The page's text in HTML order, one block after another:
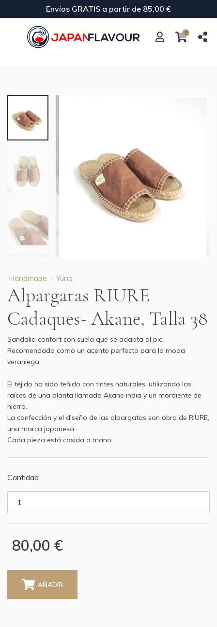
Envíos GRATIS a partir de 85,00 €
0
Handmade Yuna
Alpargatas RIURE
Cadaques- Akane, Talla 38
Sandalia confort con suela que se adapta al pie.
Recomendada como un acento perfecto para la moda
veraniega.
El tejido ha sido teñido con tintes naturales, utilizando las
raíces de una planta llamada Akane india y un mordiente de
hierro.
La confección y el diseño de las alpargatas son obra de RIURE,
una marca japonesa.
Cada pieza está cosida a mano.
Cantidad
80,00 €
AÑADIR